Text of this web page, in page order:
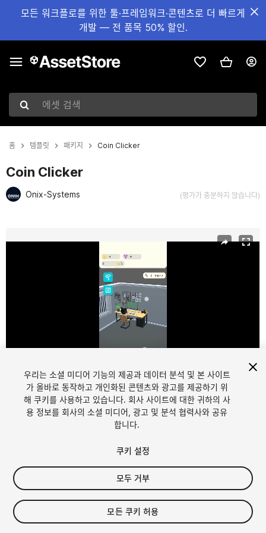
모든 워크플로를 위한 툴·프레임워크·콘텐츠로 더 빠르게
개발 — 전 품목 50% 할인.
에셋 검색
홈 템플릿 패키지 Coin Clicker
Coin Clicker
Onix-Systems (평가가 충분하지 않습니다)
1/15
$30
세금/부가세는 결제 시 반영됩니다.
우리는 소셜 미디어 기능의 제공과 데이터 분석 및 본 사이트
가 올바로 동작하고 개인화된 콘텐츠와 광고를 제공하기 위
해 쿠키를 사용하고 있습니다. 회사 사이트에 대한 귀하의 사
용 정보를 회사의 소셜 미디어, 광고 및 분석 협력사와 공유
합니다.
쿠키 설정
모두 거부
모든 쿠키 허용